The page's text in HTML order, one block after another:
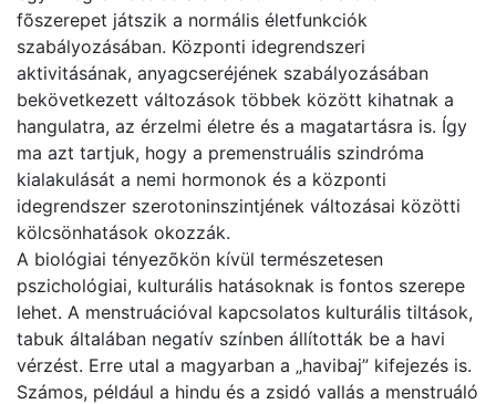
fõszerepet játszik a normális életfunkciók
szabályozásában. Központi idegrendszeri
aktivitásának, anyagcseréjének szabályozásában
bekövetkezett változások többek között kihatnak a
hangulatra, az érzelmi életre és a magatartásra is. Így
ma azt tartjuk, hogy a premenstruális szindróma
kialakulását a nemi hormonok és a központi
idegrendszer szerotoninszintjének változásai közötti
kölcsönhatások okozzák.
A biológiai tényezõkön kívül természetesen
pszichológiai, kulturális hatásoknak is fontos szerepe
lehet. A menstruációval kapcsolatos kulturális tiltások,
tabuk általában negatív színben állították be a havi
vérzést. Erre utal a magyarban a „havibaj” kifejezés is.
Számos, például a hindu és a zsidó vallás a menstruáló